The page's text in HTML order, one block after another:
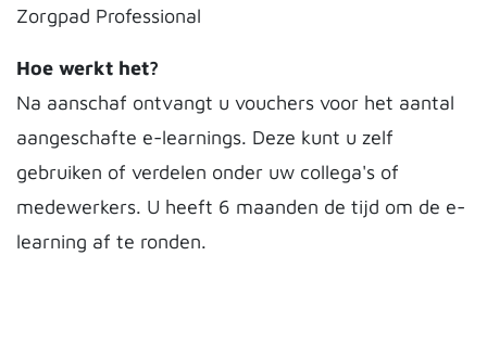
Zorgpad Professional
Hoe werkt het?
Na aanschaf ontvangt u vouchers voor het aantal
aangeschafte e-learnings. Deze kunt u zelf
gebruiken of verdelen onder uw collega's of
medewerkers. U heeft 6 maanden de tijd om de e-
learning af te ronden.